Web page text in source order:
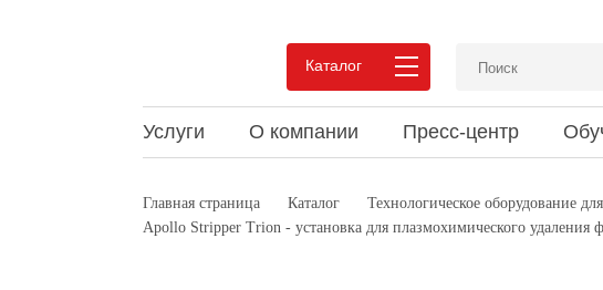
Каталог
Услуги О компании
Преимущества сотрудничества
Pеализованные проекты
Вакансии
Pеквизиты
Пресс-центр
Новости
Мероприятия
Акции и
Выпуски новостей
Статьи и обзоры
Видео
Документация
Мероприятия
Главная страница Каталог
Технологическое оборудование
Apollo Stripper Trion - установка для плазмохимического удаления